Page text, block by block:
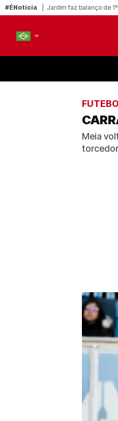
#ÉNotícia Jardim faz balanço de
Meia